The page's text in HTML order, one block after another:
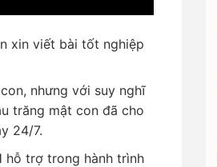
xin viết bài tốt nghiệp
nhưng với suy nghĩ
trăng mật con đã cho
24/7.
hỗ trợ trong hành trình